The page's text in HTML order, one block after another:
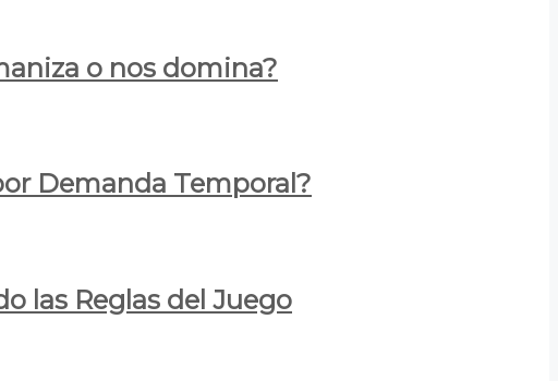
o nos domina?
Demanda Temporal?
las Reglas del Juego